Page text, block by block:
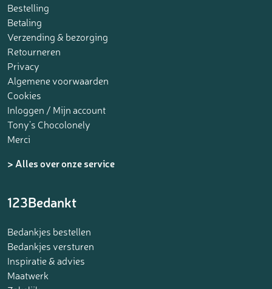
Bestelling
Betaling
Verzending & bezorging
Retourneren
Privacy
Algemene voorwaarden
Cookies
Inloggen / Mijn account
Tony’s Chocolonely
Merci
> Alles over onze service
123Bedankt
Bedankjes bestellen
Bedankjes versturen
Inspiratie & advies
Maatwerk